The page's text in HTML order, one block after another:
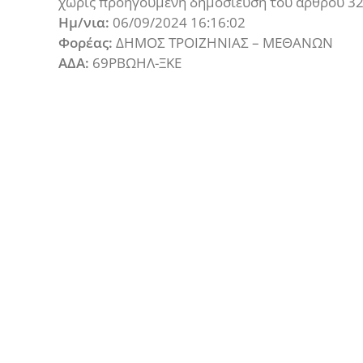
Ημ/νια: 06/09/2024 16:16:02
Φορέας: ΔΗΜΟΣ ΤΡΟΙΖΗΝΙΑΣ – ΜΕΘΑΝΩΝ
ΑΔΑ: 69ΡΒΩΗΛ-ΞΚΕ